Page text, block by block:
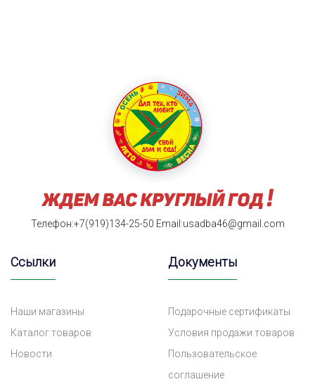
Телефон:+7(919)134-25-50 Email:usadba46@gmail.com
Ссылки
Наши магазины
Каталог товаров
Новости
Документы
Подарочные сертификаты
Условия продажи товаров
Пользовательское
соглашение